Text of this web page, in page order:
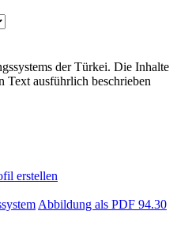
erstellen
Abbildung als PDF 94.30